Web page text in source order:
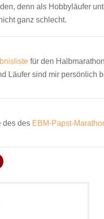
denn als Hobbyläufer
ganz schlecht.
für den
Läufer sind mir persönlich
des des EBM-Papst-